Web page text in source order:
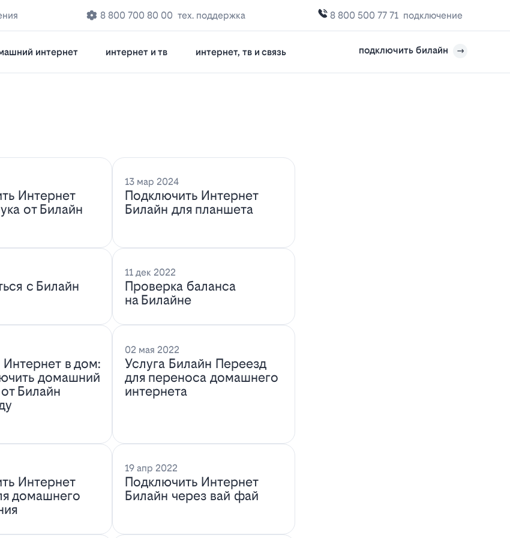
8 800 700 80 00 тех. поддержка 8 800 500 77 71 подключение
интернет интернет и тв интернет, тв и связь подключить билайн
Интернет
от Билайн
13 мар 2024
Подключить Интернет
Билайн для планшета
с Билайн
11 дек 2022
Проверка баланса
на Билайне
в дом:
домашний
Билайн
02 мая 2022
Услуга Билайн Переезд
для переноса домашнего
интернета
Интернет
домашнего
19 апр 2022
Подключить Интернет
Билайн через вай фай